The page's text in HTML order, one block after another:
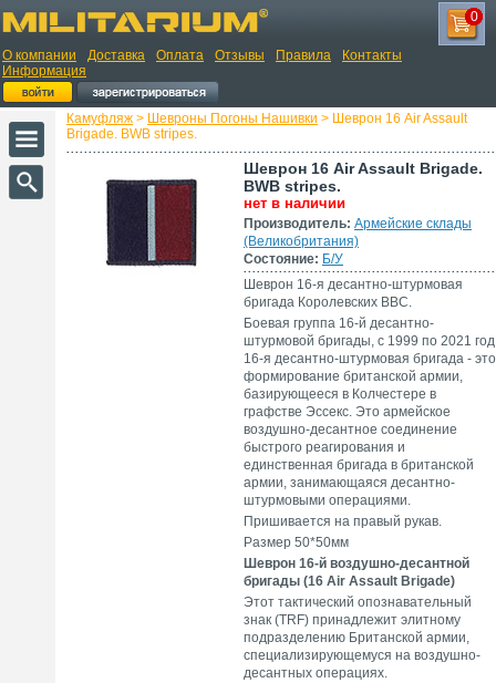
О компании Доставка Оплата Отзывы Правила
Контакты
Информация
0
Камуфляж > Шевроны Погоны Нашивки > Шеврон 16 Air Assault
Brigade. BWB stripes.
Шеврон 16 Air Assault Brigade.
BWB stripes.
нет в наличии
Производитель: Армейские склады
(Великобритания)
Состояние: Б/У
Шеврон 16-я десантно-штурмовая
бригада Королевских ВВС.
Боевая группа 16-й десантно-
штурмовой бригады, с 1999 по 2021 год
16-я десантно-штурмовая бригада - это
формирование британской армии,
базирующееся в Колчестере в
графстве Эссекс. Это армейское
воздушно-десантное соединение
быстрого реагирования и
единственная бригада в британской
армии, занимающаяся десантно-
штурмовыми операциями.
Пришивается на правый рукав.
Размер 50*50мм
Шеврон 16-й воздушно-десантной
бригады (16 Air Assault Brigade)
Этот тактический опознавательный
знак (TRF) принадлежит элитному
подразделению Британской армии,
специализирующемуся на воздушно-
десантных операциях.